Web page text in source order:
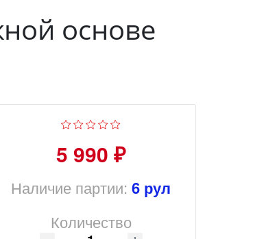
основе
5 990 ₽
Наличие партии:6 рул
Количество